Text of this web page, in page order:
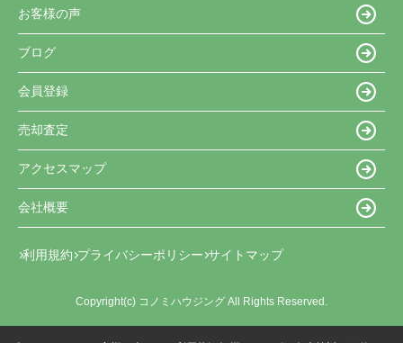
お客様の声
ブログ
会員登録
売却査定
アクセスマップ
会社概要
利用規約 プライバシーポリシー サイトマップ
Copyright(c) コノミハウジング All Rights Reserved.